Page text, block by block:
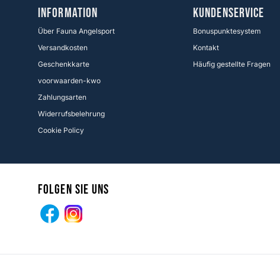
Information
Über Fauna Angelsport
Versandkosten
Geschenkkarte
voorwaarden-kwo
Zahlungsarten
Widerrufsbelehrung
Cookie Policy
KUNDENSERVICE
Bonuspunktesystem
Kontakt
Häufig gestellte Fragen
Folgen Sie uns
Facebook